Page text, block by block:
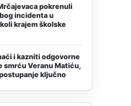
pokrenuli
incidenta u
krajem školske
i kazniti odgovorne
smrću Veranu Matiću,
ključno